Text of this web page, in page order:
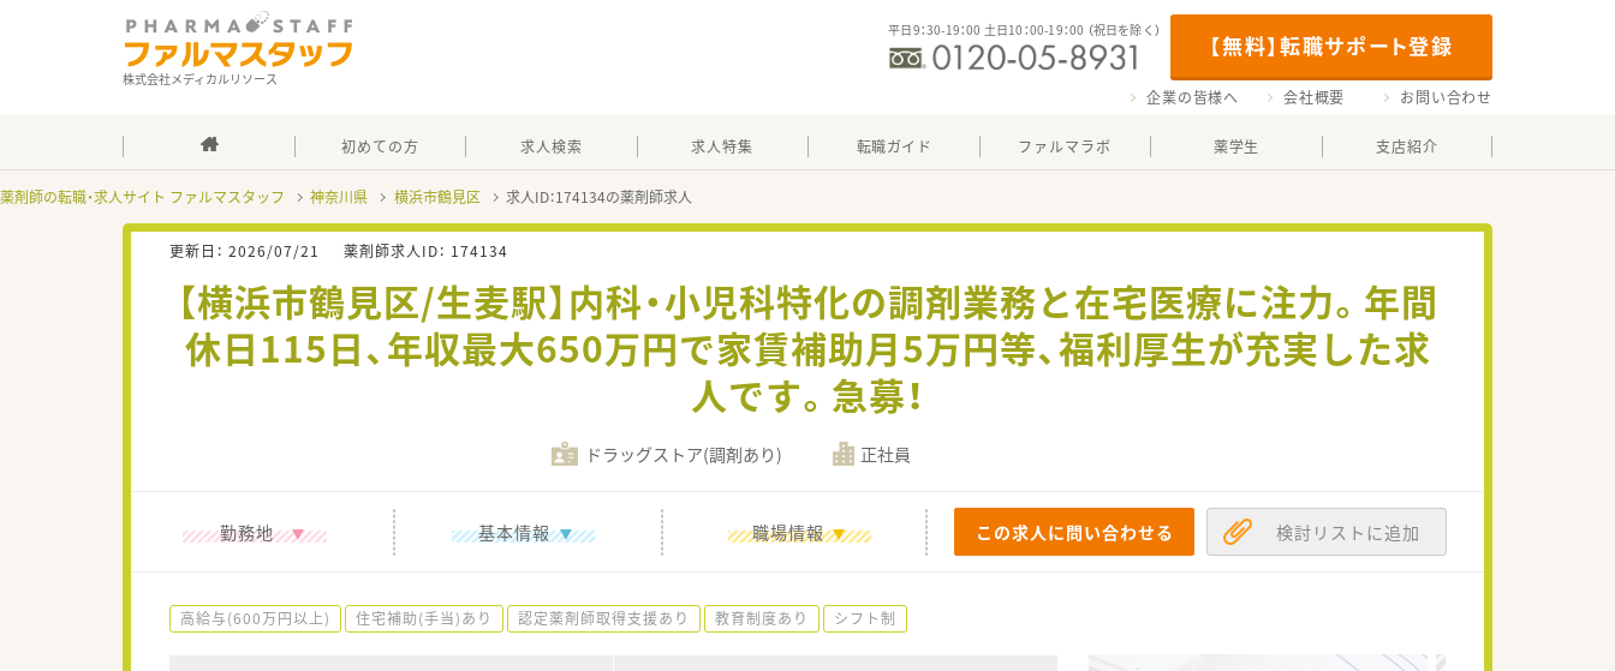
株式会社メディカルリソース
【無料】転職サポート登録
平日9：30-19：00 土日10：00-19：00 （祝日を除く）
企業の皆様へ 会社概要 お問い合わせ
初めての方 求人検索 求人特集 転職ガイド ファルマラボ 薬学生 支店紹介
薬剤師の転職・求人サイト ファルマスタッフ 神奈川県 横浜市鶴見区 求人ID：174134の薬剤師求人
更新日： 2026/07/21 薬剤師求人ID： 174134
【横浜市鶴見区/生麦駅】内科・小児科特化の調剤業務と在宅医療に注力。年間
休日115日、年収最大650万円で家賃補助月5万円等、福利厚生が充実した求
人です。急募！
ドラッグストア(調剤あり) 正社員
勤務地 基本情報 職場情報 この求人に問い合わせる 検討リストに追加
高給与(600万円以上) 住宅補助(手当)あり 認定薬剤師取得支援あり 教育制度あり シフト制